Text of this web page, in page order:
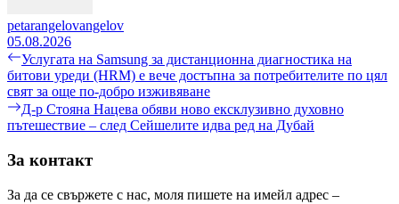
petarangelovangelov
05.08.2026
Навигация
Previous
post:
Услугата на Samsung за дистанционна диагностика на
битови уреди (HRM) е вече достъпна за потребителите по цял
свят за още по-добро изживяване
Next
post:
Д-р Стояна Нацева обяви ново ексклузивно духовно
пътешествие – след Сейшелите идва ред на Дубай
За контакт
За да се свържете с нас, моля пишете на имейл адрес –